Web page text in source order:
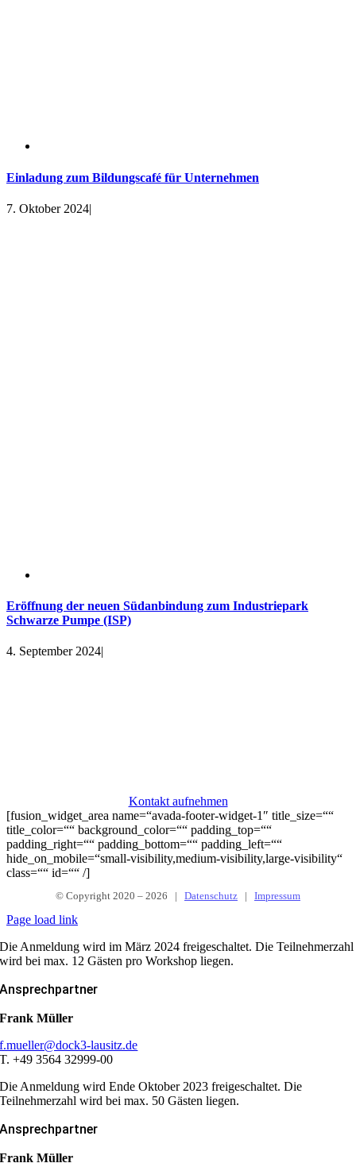
Einladung zum Bildungscafé für Unternehmen
7. Oktober 2024|
Eröffnung der neuen Südanbindung zum Industriepark
Schwarze Pumpe (ISP)
4. September 2024|
Kontakt aufnehmen
[fusion_widget_area name=“avada-footer-widget-1″ title_size=““
title_color=““ background_color=““ padding_top=““
padding_right=““ padding_bottom=““ padding_left=““
hide_on_mobile=“small-visibility,medium-visibility,large-visibility“
class=““ id=““ /]
© Copyright 2020 – 2026 | Datenschutz Impressum
Page load link
Die Anmeldung wird im März 2024 freigeschaltet. Die Teilnehmerzahl
wird bei max. 12 Gästen pro Workshop liegen.
Ansprechpartner
Frank Müller
f.mueller@dock3-lausitz.de
T. +49 3564 32999-00
Die Anmeldung wird Ende Oktober 2023 freigeschaltet. Die
Teilnehmerzahl wird bei max. 50 Gästen liegen.
Ansprechpartner
Frank Müller